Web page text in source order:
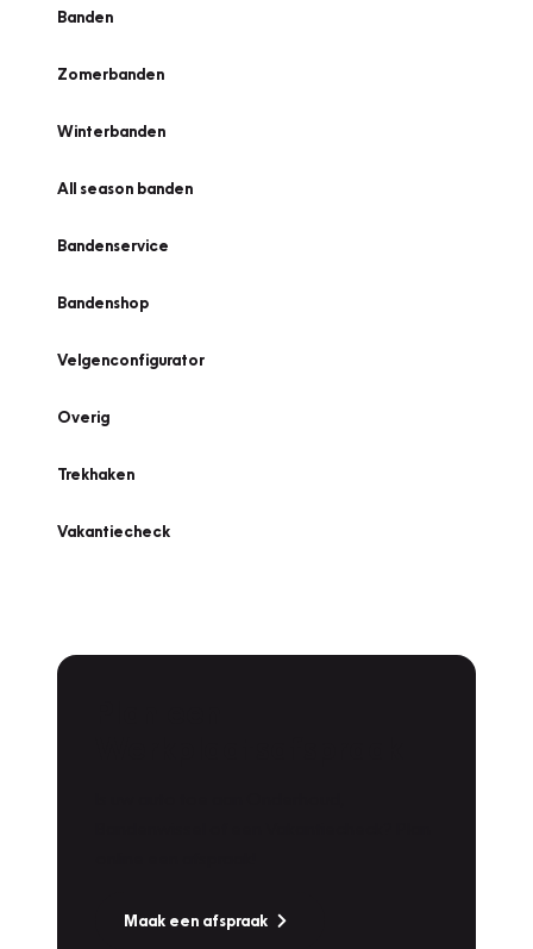
Banden
Zomerbanden
Winterbanden
All season banden
Bandenservice
Bandenshop
Velgenconfigurator
Overig
Trekhaken
Vakantiecheck
Maak een afspraak